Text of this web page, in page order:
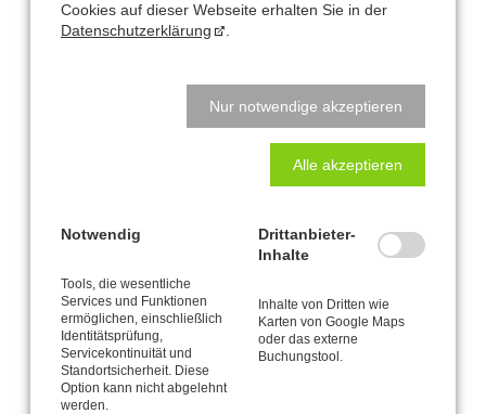
Vorkenntnisse ausBasis-Workshop
Abmeldungen spätestens 1 Woche vorher. Bei späterer Abmeldung
ist die volle Kursgebühr zu entrichten.
CANTIENICA® -STUDIO Nataly Leufgen
Kaarst – Düsseldorf
Klausnerstraße 26
41564 Kaarst
Cookies auf dieser Webseite erhalten Sie in der
Datenschutzerklärung
Nur notwendige akzeptieren
Alle akzeptieren
Notwendig
Tools, die wesentliche
Services und Funktionen
ermöglichen, einschließlich
Identitätsprüfung,
Servicekontinuität und
Standortsicherheit. Diese
Option kann nicht abgelehnt
werden.
Drittanbieter-
Inhalte
Inhalte von Dritten wie
Karten von Google Maps
oder das externe
Buchungstool.